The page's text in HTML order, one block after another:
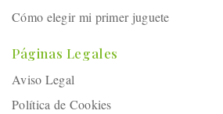
Cómo elegir mi primer juguete
Páginas Legales
Aviso Legal
Política de Cookies